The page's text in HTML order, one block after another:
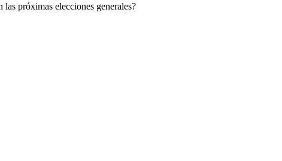
próximas elecciones generales?